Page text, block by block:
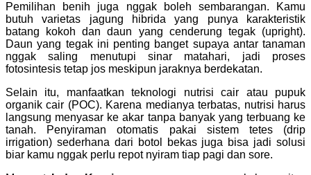
Pemilihan benih juga nggak boleh sembarangan. Kamu
butuh varietas jagung hibrida yang punya karakteristik
batang kokoh dan daun yang cenderung tegak (upright).
Daun yang tegak ini penting banget supaya antar tanaman
nggak saling menutupi sinar matahari, jadi proses
fotosintesis tetap jos meskipun jaraknya berdekatan.
Selain itu, manfaatkan teknologi nutrisi cair atau pupuk
organik cair (POC). Karena medianya terbatas, nutrisi harus
langsung menyasar ke akar tanpa banyak yang terbuang ke
tanah. Penyiraman otomatis pakai sistem tetes (drip
irrigation) sederhana dari botol bekas juga bisa jadi solusi
biar kamu nggak perlu repot nyiram tiap pagi dan sore.